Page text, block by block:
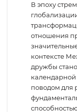
В эпоху
отношения
контексте
дружбы
поводом для